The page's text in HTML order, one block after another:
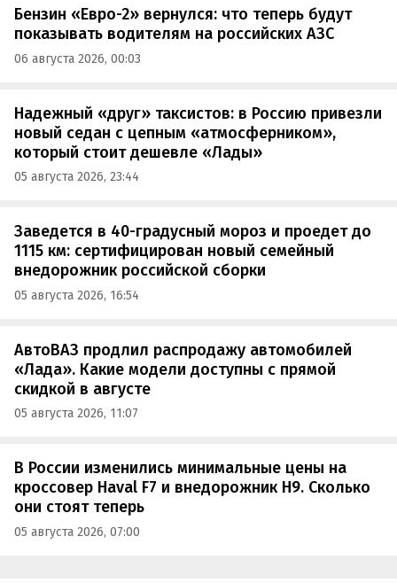
Бензин «Евро-2» вернулся: что теперь будут
показывать водителям на российских АЗС
06 августа 2026, 00:03
Надежный «друг» таксистов: в Россию привезли
новый седан с цепным «атмосферником»,
который стоит дешевле «Лады»
05 августа 2026, 23:44
Заведется в 40-градусный мороз и проедет до
1115 км: сертифицирован новый семейный
внедорожник российской сборки
05 августа 2026, 16:54
АвтоВАЗ продлил распродажу автомобилей
«Лада». Какие модели доступны с прямой
скидкой в августе
05 августа 2026, 11:07
В России изменились минимальные цены на
кроссовер Haval F7 и внедорожник H9. Сколько
они стоят теперь
05 августа 2026, 07:00